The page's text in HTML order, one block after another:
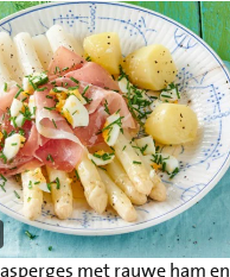
met rauwe ham en